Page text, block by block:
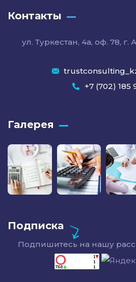
Контакты
ул. Туркестан, 4а, оф. 78, г.
+7 (702) 185
Галерея
Подписка
Подпишитесь на нашу